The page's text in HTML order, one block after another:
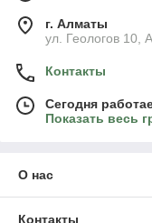
г. Алматы
ул. Геологов 10,
Контакты
Сегодня
Показать весь
О нас
Контакты